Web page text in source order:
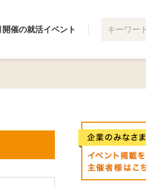
開催の就活イベント